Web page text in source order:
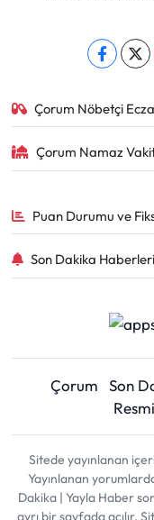
Çorum Nöbetçi
Çorum Namaz
Puan Durumu ve
Son Dakika Haberleri
Çorum Son
Sitede yayınlanan
Yayınlanan
Dakika | Yayla Haber